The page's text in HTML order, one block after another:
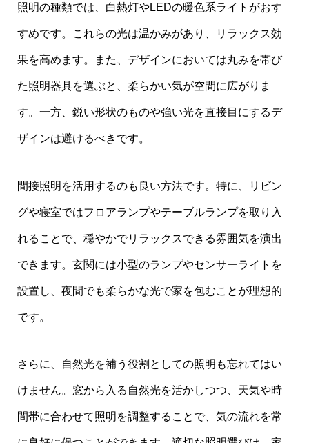
照明の種類では、白熱灯やLEDの暖色系ライトがおす
すめです。これらの光は温かみがあり、リラックス効
果を高めます。また、デザインにおいては丸みを帯び
た照明器具を選ぶと、柔らかい気が空間に広がりま
す。一方、鋭い形状のものや強い光を直接目にするデ
ザインは避けるべきです。
間接照明を活用するのも良い方法です。特に、リビン
グや寝室ではフロアランプやテーブルランプを取り入
れることで、穏やかでリラックスできる雰囲気を演出
できます。玄関には小型のランプやセンサーライトを
設置し、夜間でも柔らかな光で家を包むことが理想的
です。
さらに、自然光を補う役割としての照明も忘れてはい
けません。窓から入る自然光を活かしつつ、天気や時
間帯に合わせて照明を調整することで、気の流れを常